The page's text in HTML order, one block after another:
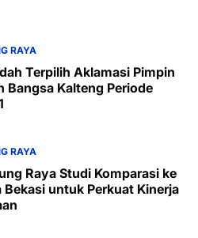
RAYA
Terpilih Aklamasi Pimpin
Bangsa Kalteng Periode
RAYA
Raya Studi Komparasi ke
Bekasi untuk Perkuat Kinerja